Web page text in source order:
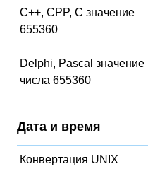
C++, CPP, C значение
655360
Delphi, Pascal значение
числа 655360
Дата и время
Конвертация UNIX